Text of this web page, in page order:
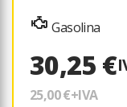
Gasolina
30,25 €
25,00 €+IVA